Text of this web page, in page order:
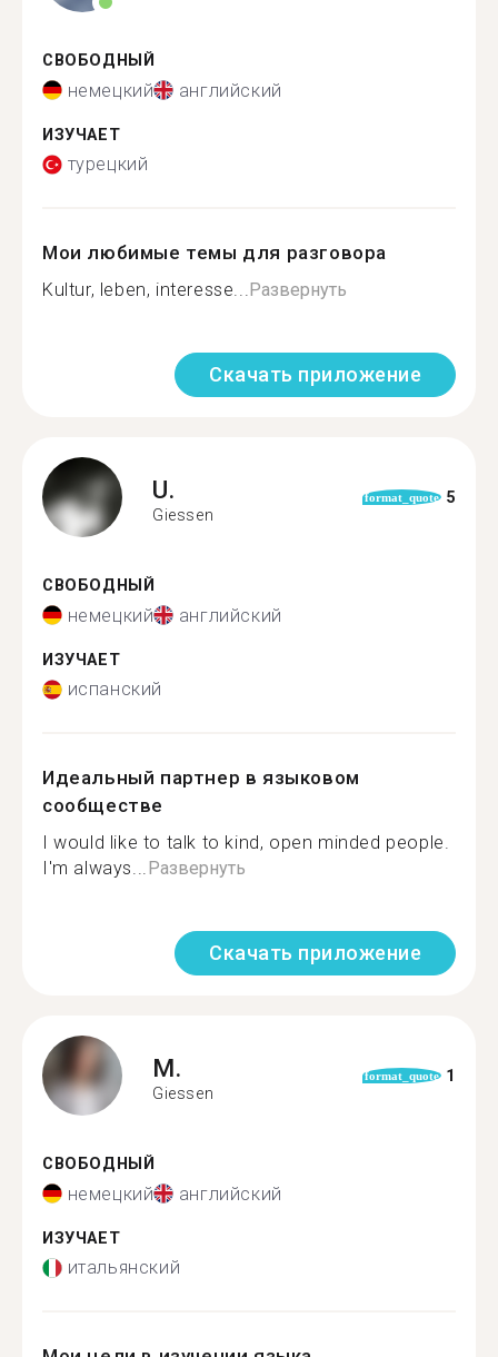
СВОБОДНЫЙ
немецкий английский
ИЗУЧАЕТ
турецкий
Мои любимые темы для разговора
Kultur, leben, interesse...Развернуть
Скачать приложение
U.
Giessen
format_quote 5
СВОБОДНЫЙ
немецкий английский
ИЗУЧАЕТ
испанский
Идеальный партнер в языковом
сообществе
I would like to talk to kind, open minded people.
I'm always...Развернуть
Скачать приложение
M.
Giessen
format_quote 1
СВОБОДНЫЙ
немецкий английский
ИЗУЧАЕТ
итальянский